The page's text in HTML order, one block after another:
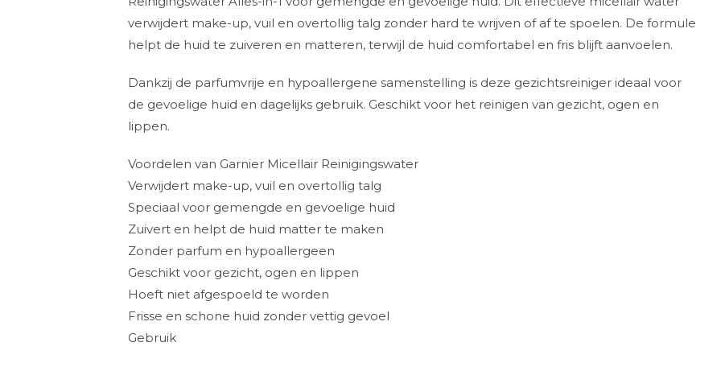
verwijdert make-up, vuil en overtollig talg zonder hard te wrijven of af te spoelen. De formule
helpt de huid te zuiveren en matteren, terwijl de huid comfortabel en fris blijft aanvoelen.
Dankzij de parfumvrije en hypoallergene samenstelling is deze gezichtsreiniger ideaal voor
de gevoelige huid en dagelijks gebruik. Geschikt voor het reinigen van gezicht, ogen en
lippen.
Voordelen van Garnier Micellair Reinigingswater
Verwijdert make-up, vuil en overtollig talg
Speciaal voor gemengde en gevoelige huid
Zuivert en helpt de huid matter te maken
Zonder parfum en hypoallergeen
Geschikt voor gezicht, ogen en lippen
Hoeft niet afgespoeld te worden
Frisse en schone huid zonder vettig gevoel
Gebruik